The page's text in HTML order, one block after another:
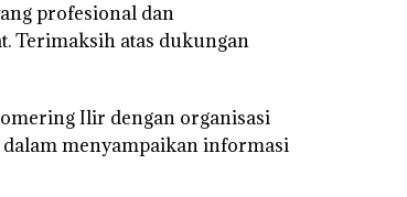
profesional dan
Terimaksih atas dukungan
Ilir dengan organisasi
menyampaikan informasi